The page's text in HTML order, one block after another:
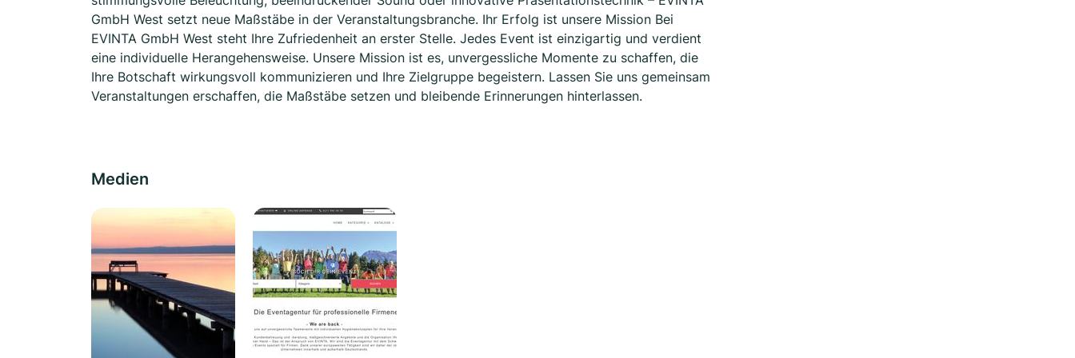
GmbH West setzt neue Maßstäbe in der Veranstaltungsbranche. Ihr Erfolg ist unsere Mission Bei
EVINTA GmbH West steht Ihre Zufriedenheit an erster Stelle. Jedes Event ist einzigartig und verdient
eine individuelle Herangehensweise. Unsere Mission ist es, unvergessliche Momente zu schaffen, die
Ihre Botschaft wirkungsvoll kommunizieren und Ihre Zielgruppe begeistern. Lassen Sie uns gemeinsam
Veranstaltungen erschaffen, die Maßstäbe setzen und bleibende Erinnerungen hinterlassen.
Medien